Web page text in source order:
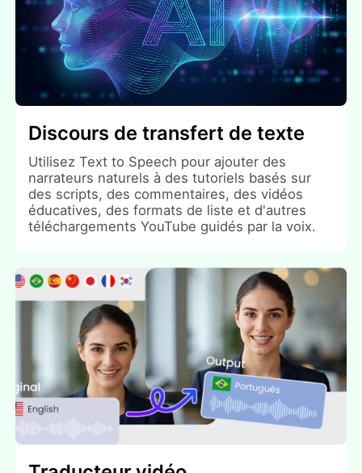
Discours de transfert de texte
Utilisez Text to Speech pour ajouter des
narrateurs naturels à des tutoriels basés sur
des scripts, des commentaires, des vidéos
éducatives, des formats de liste et d'autres
téléchargements YouTube guidés par la voix.